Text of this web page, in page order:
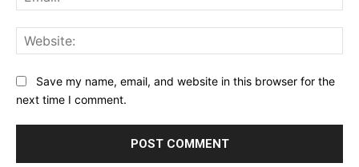
Save my name, email, and website in this browser for the
next time I comment.